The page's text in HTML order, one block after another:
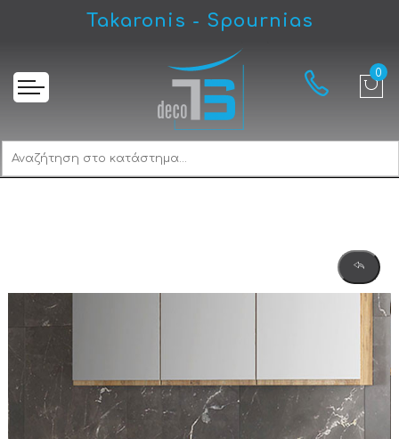
Takaronis - Spournias
Furnibath F Έπιπλο 121 Ανάγλυφο Συνθετικό Βάση Επίπλου Μπάνιου Με Νιπτήρα